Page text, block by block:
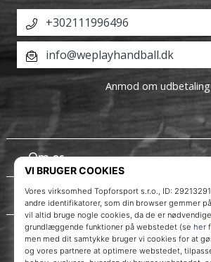
Om os
Kundeservice
+302111996496
info@weplayhandball.dk
Anmod om udbetaling